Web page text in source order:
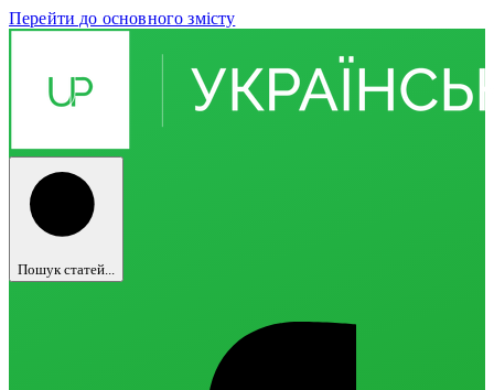
Перейти до основного змісту
Пошук статей...